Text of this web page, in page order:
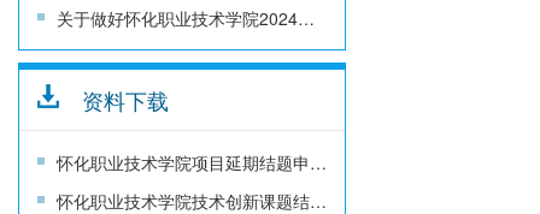
关于做好怀化职业技术学院2024年“揭榜挂帅”项目申报的通知
资料下载
怀化职业技术学院项目延期结题申请书
怀化职业技术学院技术创新课题结题报告书